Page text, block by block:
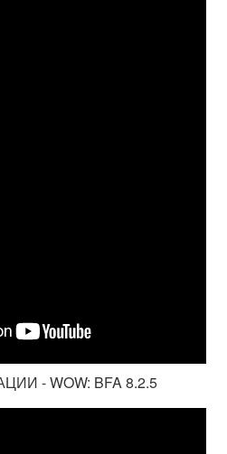
- WOW: BFA 8.2.5